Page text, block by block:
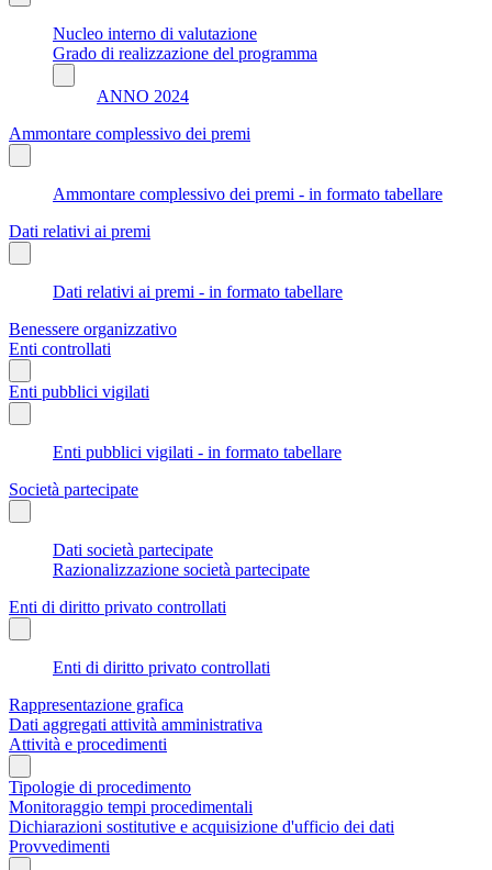
Nucleo interno di valutazione
Grado di realizzazione del programma
ANNO 2024
Ammontare complessivo dei premi
Ammontare complessivo dei premi - in formato tabellare
Dati relativi ai premi
Dati relativi ai premi - in formato tabellare
Benessere organizzativo
Enti controllati
Enti pubblici vigilati
Enti pubblici vigilati - in formato tabellare
Società partecipate
Dati società partecipate
Razionalizzazione società partecipate
Enti di diritto privato controllati
Enti di diritto privato controllati
Rappresentazione grafica
Dati aggregati attività amministrativa
Attività e procedimenti
Tipologie di procedimento
Monitoraggio tempi procedimentali
Dichiarazioni sostitutive e acquisizione d'ufficio dei dati
Provvedimenti